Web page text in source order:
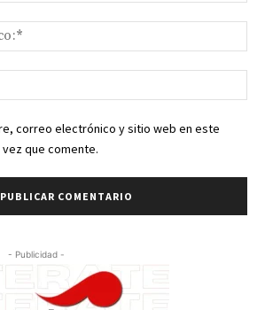
correo electrónico y sitio web en este
que comente.
- Publicidad -